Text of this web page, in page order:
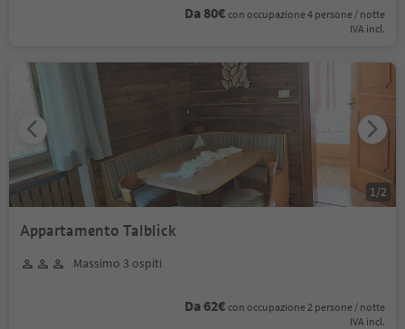
Da 80€ con occupazione 4 persone / notte
IVA incl.
Appartamento Talblick
Massimo 3 ospiti
Da 62€ con occupazione 2 persone / notte
IVA incl.
1/2